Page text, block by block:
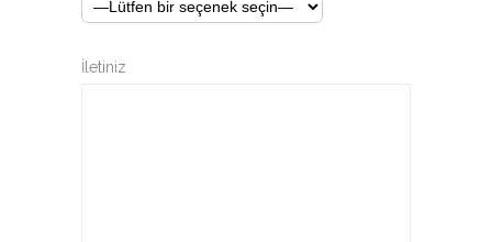
İletiniz